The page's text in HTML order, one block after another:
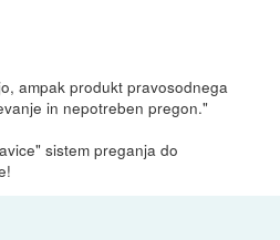
ampak produkt pravosodnega
in nepotreben pregon."
sistem preganja do